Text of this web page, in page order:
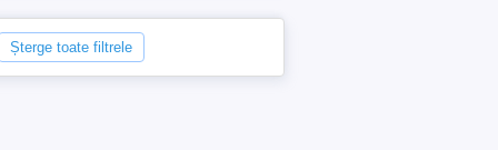
Șterge toate filtrele